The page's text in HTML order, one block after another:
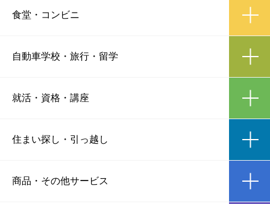
食堂 ・ コンビニ
自動車学校 ・ 旅行・留学
就活・資格 ・ 講座
住まい探し ・ 引っ越し
商品 ・ その他サービス